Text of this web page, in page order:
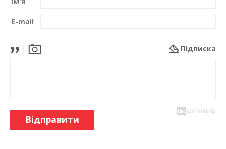
E-mail
Підписка
Відправити